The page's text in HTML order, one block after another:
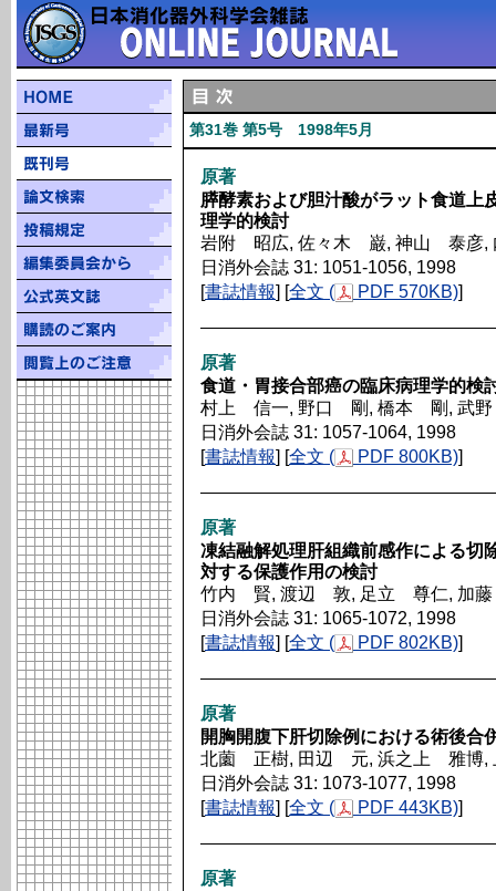
第31巻 第5号 1998年5月
原著
膵酵素および胆汁酸がラット食道上
理学的検討
岩附 昭広, 佐々木 巌, 神山 泰彦
日消外会誌 31: 1051-1056, 1998
[書誌情報] [全文 ( PDF 570KB)]
原著
食道・胃接合部癌の臨床病理学的
村上 信一, 野口 剛, 橋本 剛, 武
日消外会誌 31: 1057-1064, 1998
[書誌情報] [全文 ( PDF 800KB)]
原著
凍結融解処理肝組織前感作による切
対する保護作用の検討
竹内 賢, 渡辺 敦, 足立 尊仁, 加
日消外会誌 31: 1065-1072, 1998
[書誌情報] [全文 ( PDF 802KB)]
原著
開胸開腹下肝切除例における術後合
北薗 正樹, 田辺 元, 浜之上 雅博
日消外会誌 31: 1073-1077, 1998
[書誌情報] [全文 ( PDF 443KB)]
原著